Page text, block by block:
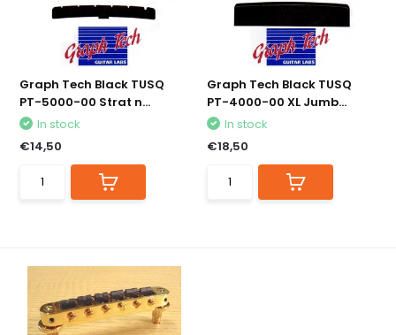
Graph Tech Black TUSQ
PT-5000-00 Strat n...
In stock
€14,50
Graph Tech Black TUSQ
PT-4000-00 XL Jumb...
In stock
€18,50